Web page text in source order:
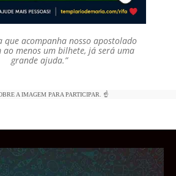
que acompanha nosso apostolado
menos um bilhete, já será uma
grande ajuda.”
A IMAGEM PARA PARTICIPAR. ☝️